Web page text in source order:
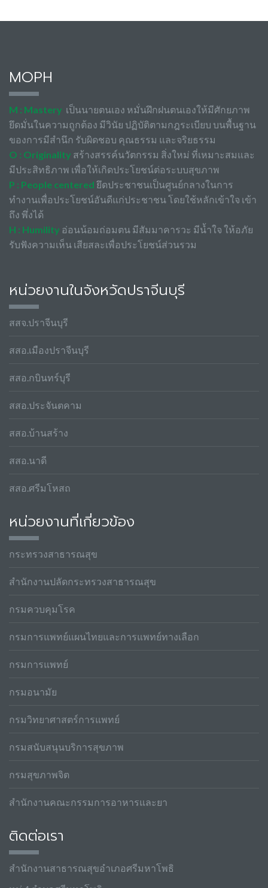
MOPH
M : Mastery เป็นนายตนเอง หมั่นฝึกฝนตนเองให้มีศักยภาพ
ยึดมั่นในความถูกต้อง มีวินัย ปฏิบัติตามกฎระเบียบ บนพื้นฐาน
ของการมีสำนึก รับผิดชอบ คุณธรรม และจริยธรรม
O : Originality สร้างสรรค์นวัตกรรม สิ่งใหม่ ที่เหมาะสมและ
มีประสิทธิภาพ เพื่อให้เกิดประโยชน์ต่อระบบสุขภาพ
P : People centered ยึดประชาชนเป็นศูนย์กลางในการ
ทำงานเพื่อประโยชน์อันดีแก่ประชาชน โดยใช้หลักเข้าใจ เข้า
ถึง พึ่งได้
H : Humility อ่อนน้อมถ่อมตน มีสัมมาคารวะ มีน้ำใจ ให้อภัย
รับฟังความเห็น เสียสละเพื่อประโยชน์ส่วนรวม
หน่วยงานในจังหวัดปราจีนบุรี
สสจ.ปราจีนบุรี
สสอ.เมืองปราจีนบุรี
สสอ.กบินทร์บุรี
สสอ.ประจันตคาม
สสอ.บ้านสร้าง
สสอ.นาดี
สสอ.ศรีมโหสถ
หน่วยงานที่เกี่ยวข้อง
กระทรวงสาธารณสุข
สำนักงานปลัดกระทรวงสาธารณสุข
กรมควบคุมโรค
กรมการแพทย์แผนไทยและการแพทย์ทางเลือก
กรมการแพทย์
กรมอนามัย
กรมวิทยาศาสตร์การแพทย์
กรมสนับสนุนบริการสุขภาพ
กรมสุขภาพจิต
สำนักงานคณะกรรมการอาหารและยา
ติดต่อเรา
สำนักงานสาธารณสุขอำเภอศรีมหาโพธิ